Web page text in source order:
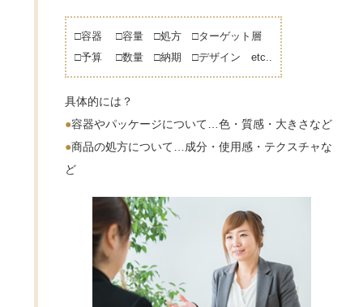
□容器 □容量 □処方 □ターゲット層
□予算 □数量 □納期 □デザイン etc..
具体的には？
●容器やパッケージについて…色・質感・大きさなど
●商品の処方について…成分・使用感・テクスチャな
ど